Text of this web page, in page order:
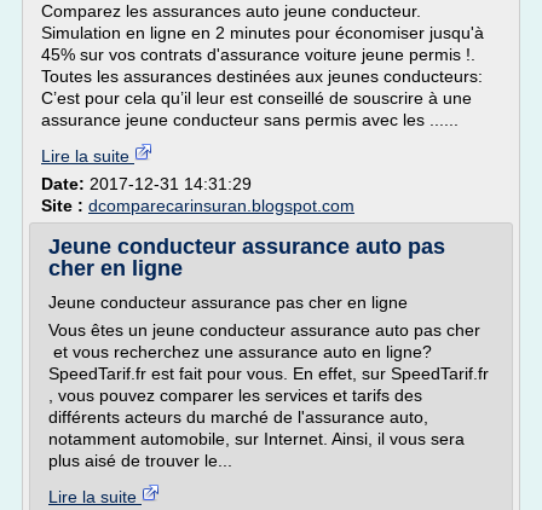
Comparez les assurances auto jeune conducteur.
Simulation en ligne en 2 minutes pour économiser jusqu'à
45% sur vos contrats d'assurance voiture jeune permis !.
Toutes les assurances destinées aux jeunes conducteurs:
C’est pour cela qu’il leur est conseillé de souscrire à une
assurance jeune conducteur sans permis avec les ......
Lire la suite
Date: 2017-12-31 14:31:29
Site : dcomparecarinsuran.blogspot.com
Jeune conducteur assurance auto pas
cher en ligne
Jeune conducteur assurance pas cher en ligne
Vous êtes un jeune conducteur assurance auto pas cher
et vous recherchez une assurance auto en ligne?
SpeedTarif.fr est fait pour vous. En effet, sur SpeedTarif.fr
, vous pouvez comparer les services et tarifs des
différents acteurs du marché de l'assurance auto,
notamment automobile, sur Internet. Ainsi, il vous sera
plus aisé de trouver le...
Lire la suite